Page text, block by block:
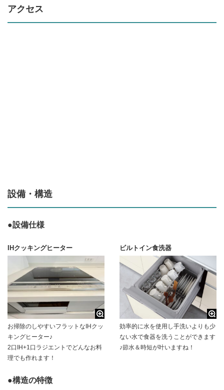
アクセス
設備・構造
●設備仕様
IHクッキングヒーター
お掃除のしやすいフラットなIHクッ
キングヒーター♪
2口IH+1口ラジエントでどんなお料
理でも作れます！
ビルトイン食洗器
効率的に水を使用し手洗いよりも少
ない水で食器を洗うことができます
♪節水＆時短が叶いますね！
●構造の特徴